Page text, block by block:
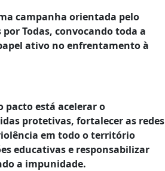
campanha orientada pelo
Todas, convocando toda a
ativo no enfrentamento à
pacto está acelerar o
protetivas, fortalecer as redes
em todo o território
educativas e responsabilizar
a impunidade.